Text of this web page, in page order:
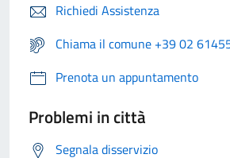
Richiedi Assistenza
Chiama il comune +39 02
Prenota un appuntamento
Problemi in città
Segnala disservizio